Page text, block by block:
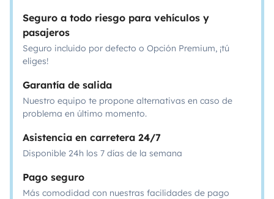
Seguro a todo riesgo para vehículos y
pasajeros
Seguro incluido por defecto o Opción Premium, ¡tú
eliges!
Garantía de salida
Nuestro equipo te propone alternativas en caso de
problema en último momento.
Asistencia en carretera 24/7
Disponible 24h los 7 días de la semana
Pago seguro
Más comodidad con nuestras facilidades de pago